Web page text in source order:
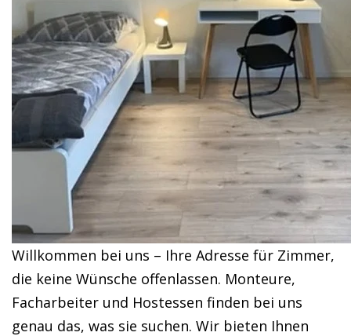
Willkommen bei uns – Ihre Adresse für Zimmer,
die keine Wünsche offenlassen. Monteure,
Facharbeiter und Hostessen finden bei uns
genau das, was sie suchen. Wir bieten Ihnen